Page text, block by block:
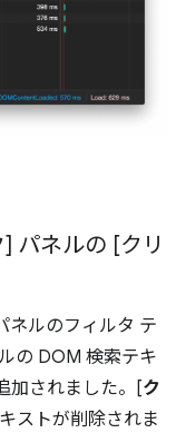
パネルの [クリ
ネルのフィルタ テ
の DOM 検索テキ
加されました。[ク
ストが削除されま